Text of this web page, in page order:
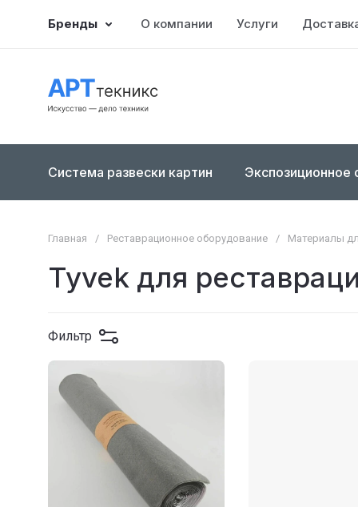
Бренды О компании Услуги
Система развески картин Экспозиционное
Главная / Реставрационное оборудование / Материалы
Tyvek для
Фильтр